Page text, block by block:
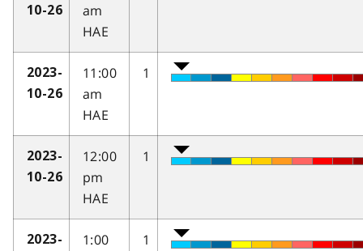
10-26
am
HAE
2023-
10-26
11:00
am
HAE
1
2023-
10-26
12:00
pm
HAE
1
2023-
1:00
1